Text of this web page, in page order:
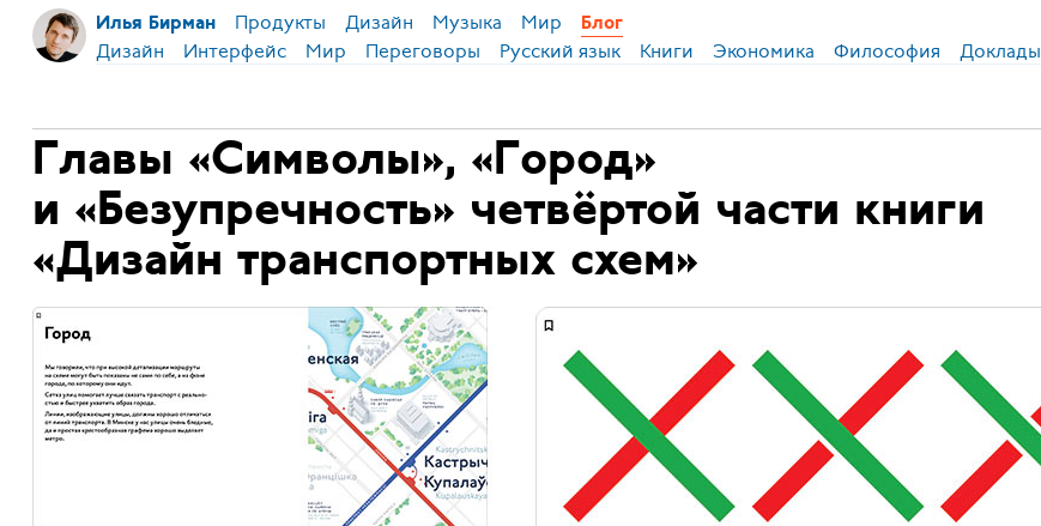
Илья Бирман Продукты Дизайн Музыка Мир Блог
Дизайн Интерфейс Мир Переговоры Русский язык Книги Экономика Философия Доклады
Главы «Символы», «Город»
и «Безупречность» четвёртой части книги
«Дизайн транспортных схем»